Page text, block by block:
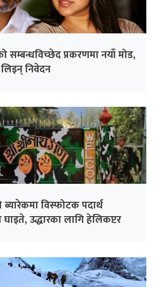
सम्बन्धविच्छेद प्रकरणमा नयाँ मोड,
निवेदन
विस्फोटक पदार्थ
उद्धारका लागि हेलिकप्टर